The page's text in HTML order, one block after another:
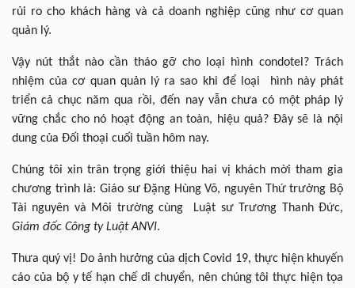
rủi ro cho khách hàng và cả doanh nghiệp cũng như cơ quan
quản lý.
Vậy nút thắt nào cần tháo gỡ cho loại hình condotel? Trách
nhiệm của cơ quan quản lý ra sao khi để loại hình này phát
triển cả chục năm qua rồi, đến nay vẫn chưa có một pháp lý
vững chắc cho nó hoạt động an toàn, hiệu quả? Đây sẽ là nội
dung của Đối thoại cuối tuần hôm nay.
Chúng tôi xin trân trọng giới thiệu hai vị khách mời tham gia
chương trình là: Giáo sư Đặng Hùng Võ, nguyên Thứ trưởng Bộ
Tài nguyên và Môi trường cùng Luật sư Trương Thanh Đức,
Giám đốc Công ty Luật ANVI.
Thưa quý vị! Do ảnh hưởng của dịch Covid 19, thực hiện khuyến
cáo của bộ y tế hạn chế di chuyển, nên chúng tôi thực hiện tọa